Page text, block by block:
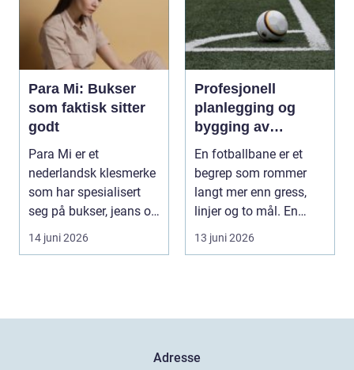
Para Mi: Bukser
som faktisk sitter
godt
Para Mi er et
nederlandsk klesmerke
som har spesialisert
seg på bukser, jeans og
skjørt...
14 juni 2026
Profesjonell
planlegging og
bygging av
fotballbane
En fotballbane er et
begrep som rommer
langt mer enn gress,
linjer og to mål. En
moderne bane ...
13 juni 2026
Adresse